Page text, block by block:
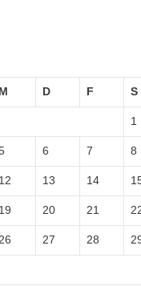
M D F S
1
6 7 8
12 13 14
19 20 21
27 28